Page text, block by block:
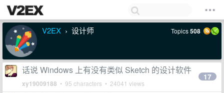
V2EX › 设计师 Topics508
话说 Windows 上有没有类似 Sketch 的设计软件
xy19009188 • 95 characters • 24041 views
17